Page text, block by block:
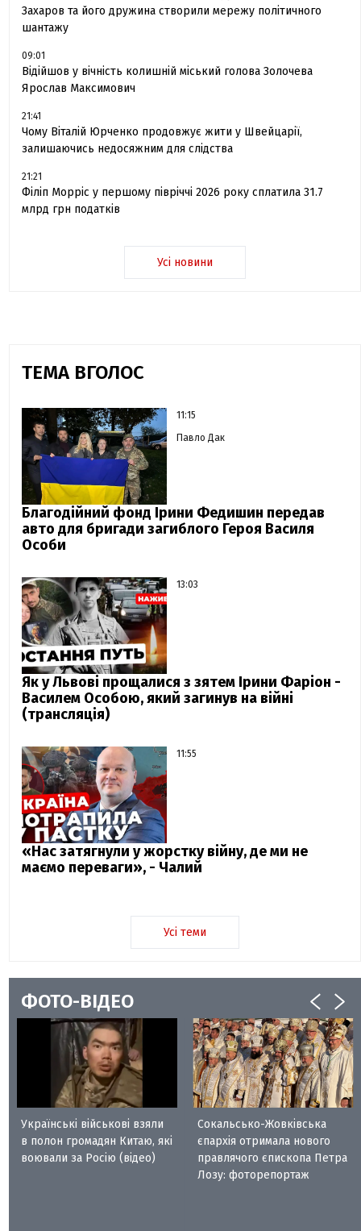
Захаров та його дружина створили мережу політичного
шантажу
09:01
Відійшов у вічність колишній міський голова Золочева
Ярослав Максимович
21:41
Чому Віталій Юрченко продовжує жити у Швейцарії,
залишаючись недосяжним для слідства
21:21
Філіп Морріс у першому півріччі 2026 року сплатила 31.7
млрд грн податків
Усі новини
ТЕМА ВГОЛОС
11:15
Павло Дак
Благодійний фонд Ірини Федишин передав
авто для бригади загиблого Героя Василя
Особи
13:03
Як у Львові прощалися з зятем Ірини Фаріон -
Василем Особою, який загинув на війні
(трансляція)
11:55
«Нас затягнули у жорстку війну, де ми не
маємо переваги», - Чалий
Усі теми
ФОТО-ВІДЕО
Українські військові взяли
в полон громадян Китаю, які
воювали за Росію (відео)
Сокальсько-Жовківська
єпархія отримала нового
правлячого єпископа Петра
Лозу: фоторепортаж